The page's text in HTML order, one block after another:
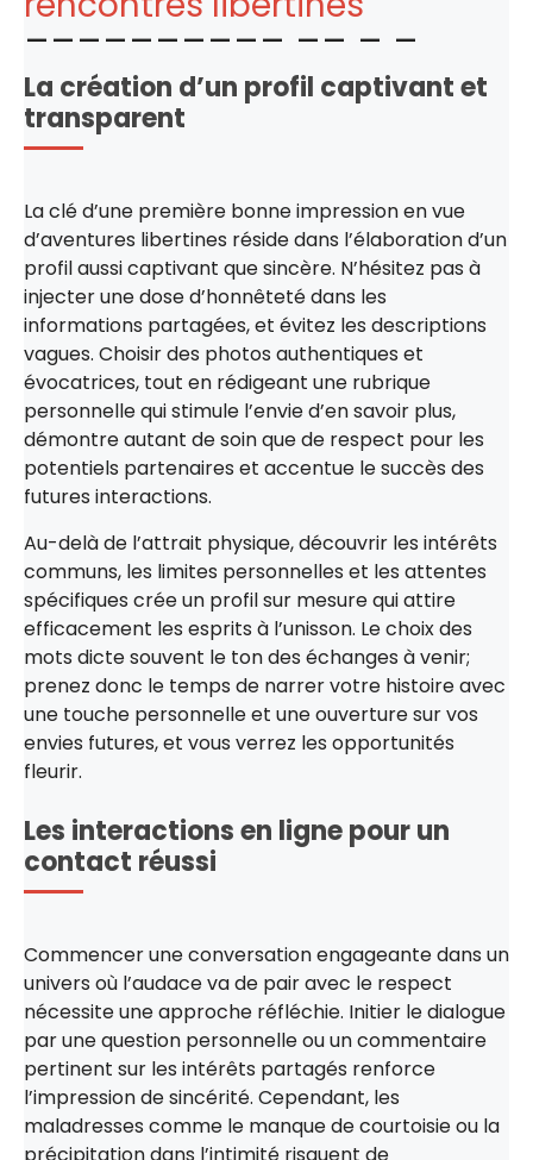
La création d’un profil captivant et
transparent
La clé d’une première bonne impression en vue
d’aventures libertines réside dans l’élaboration d’un
profil aussi captivant que sincère. N’hésitez pas à
injecter une dose d’honnêteté dans les
informations partagées, et évitez les descriptions
vagues. Choisir des photos authentiques et
évocatrices, tout en rédigeant une rubrique
personnelle qui stimule l’envie d’en savoir plus,
démontre autant de soin que de respect pour les
potentiels partenaires et accentue le succès des
futures interactions.
Au-delà de l’attrait physique, découvrir les intérêts
communs, les limites personnelles et les attentes
spécifiques crée un profil sur mesure qui attire
efficacement les esprits à l’unisson. Le choix des
mots dicte souvent le ton des échanges à venir;
prenez donc le temps de narrer votre histoire avec
une touche personnelle et une ouverture sur vos
envies futures, et vous verrez les opportunités
fleurir.
Les interactions en ligne pour un
contact réussi
Commencer une conversation engageante dans un
univers où l’audace va de pair avec le respect
nécessite une approche réfléchie. Initier le dialogue
par une question personnelle ou un commentaire
pertinent sur les intérêts partagés renforce
l’impression de sincérité. Cependant, les
maladresses comme le manque de courtoisie ou la